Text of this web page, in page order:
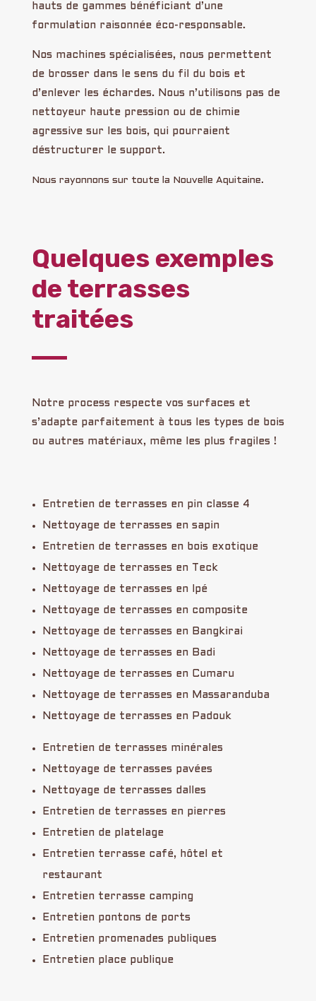
hauts de gammes bénéficiant d’une
formulation raisonnée éco-responsable.
Nos machines spécialisées, nous permettent
de brosser dans le sens du fil du bois et
d’enlever les échardes. Nous n’utilisons pas de
nettoyeur haute pression ou de chimie
agressive sur les bois, qui pourraient
déstructurer le support.
Nous rayonnons sur toute la Nouvelle Aquitaine.
Quelques exemples
de terrasses
traitées
Notre process respecte vos surfaces et
s’adapte parfaitement à tous les types de bois
ou autres matériaux, même les plus fragiles !
Entretien de terrasses en pin classe 4
Nettoyage de terrasses en sapin
Entretien de terrasses en bois exotique
Nettoyage de terrasses en Teck
Nettoyage de terrasses en Ipé
Nettoyage de terrasses en composite
Nettoyage de terrasses en Bangkirai
Nettoyage de terrasses en Badi
Nettoyage de terrasses en Cumaru
Nettoyage de terrasses en Massaranduba
Nettoyage de terrasses en Padouk
Entretien de terrasses minérales
Nettoyage de terrasses pavées
Nettoyage de terrasses dalles
Entretien de terrasses en pierres
Entretien de platelage
Entretien terrasse café, hôtel et
restaurant
Entretien terrasse camping
Entretien pontons de ports
Entretien promenades publiques
Entretien place publique